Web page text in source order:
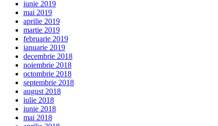
iunie 2019
mai 2019
aprilie 2019
martie 2019
februarie 2019
ianuarie 2019
decembrie 2018
noiembrie 2018
octombrie 2018
septembrie 2018
august 2018
iulie 2018
iunie 2018
mai 2018